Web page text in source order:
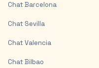
Chat Barcelona
Chat Sevilla
Chat Valencia
Chat Bilbao